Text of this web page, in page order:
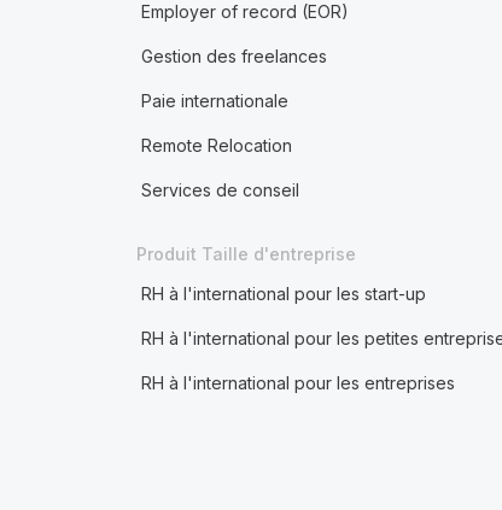
Employer of record (EOR)
Gestion des freelances
Paie internationale
Remote Relocation
Services de conseil
Produit Taille d'entreprise
RH à l'international pour les start-up
RH à l'international pour les petites
RH à l'international pour les entreprises